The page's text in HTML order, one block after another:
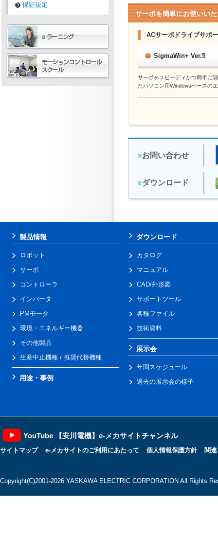
サーボを簡単にお使いい
ACサーボドライブサポ
SigmaWin+ Ver.5
サーボをスピーディかつ簡単に
たパソコン用Windowsベースの
■お問い合わせ
■ダウンロード
保証規定
製品情報
ロボット
サーボ
コントローラ
インバータ
PMモータ
環境・エネルギー機器
その他製品
生産中止機種 / 推奨代替機種
用途・事例
ダウンロード
カタログ
マニュアル
CAD/外形図
サポートツール
各種ファイル
技術資料
展示会
年間スケジュール
過去の展示会の様子
YouTube 【安川電機】e-メカサイトチャンネル
サイトマップ e-メカサイトのご利用にあたって 個人情報保護方針 関
Copyright(C)2001‐2026 YASKAWA ELECTRIC CORPORATION All Rights